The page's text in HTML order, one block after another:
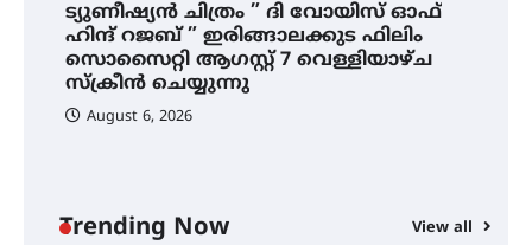
ട്യുണീഷ്യൻ ചിത്രം ” ദി വോയിസ് ഓഫ്
ഹിന്ദ് റജബ് ” ഇരിങ്ങാലക്കുട ഫിലിം
സൊസൈറ്റി ആഗസ്റ്റ് 7 വെള്ളിയാഴ്ച
സ്‌ക്രീൻ ചെയ്യുന്നു
August 6, 2026
Trending Now View all
ട്യുണീഷ്യൻ ചിത്രം ” ദി വോയിസ്
ഓഫ് ഹിന്ദ് റജബ് ” ഇരിങ്ങാലക്കുട
ഫിലിം സൊസൈറ്റി ആഗസ്റ്റ് 7
വെള്ളിയാഴ്ച സ്‌ക്രീൻ ചെയ്യുന്നു